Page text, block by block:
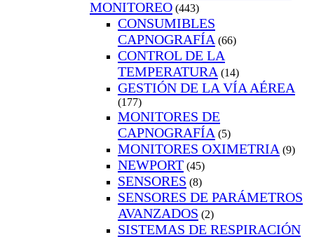
MONITOREO (443)
CONSUMIBLES
CAPNOGRAFÍA (66)
CONTROL DE LA
TEMPERATURA (14)
GESTIÓN DE LA VÍA AÉREA
(177)
MONITORES DE
CAPNOGRAFÍA (5)
MONITORES OXIMETRIA (9)
NEWPORT (45)
SENSORES (8)
SENSORES DE PARÁMETROS
AVANZADOS (2)
SISTEMAS DE RESPIRACIÓN